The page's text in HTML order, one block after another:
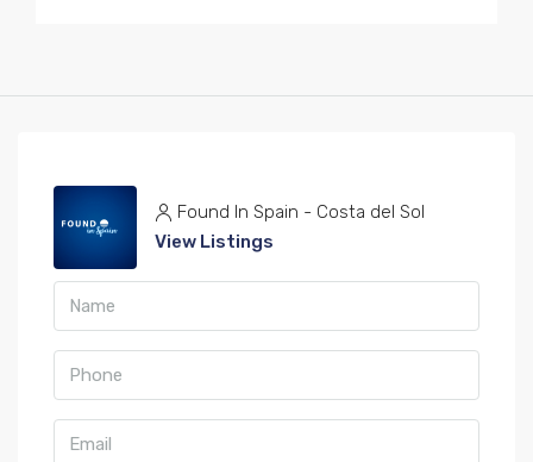
Found In Spain - Costa del Sol
View Listings